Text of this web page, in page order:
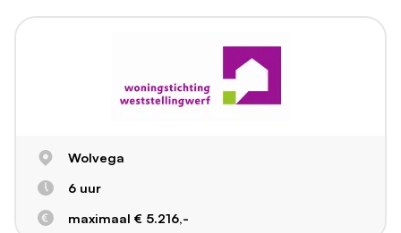
Wolvega
6 uur
maximaal € 5.216,-